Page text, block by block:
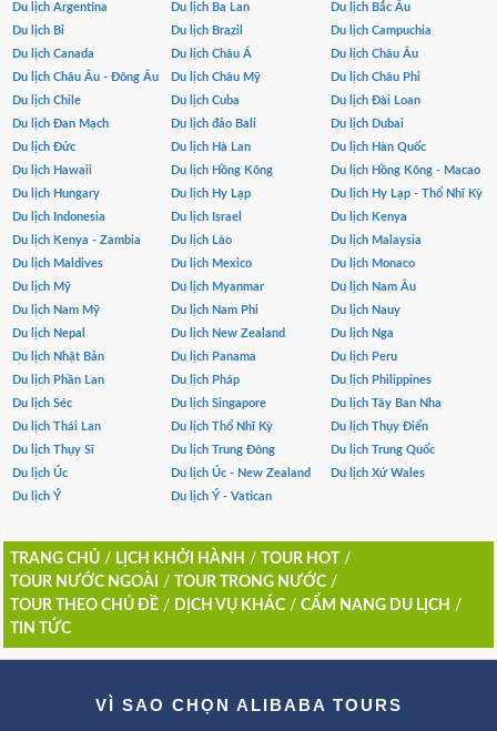
Du lịch Argentina
Du lịch Ba Lan
Du lịch Bắc Âu
Du lịch Bỉ
Du lịch Brazil
Du lịch Campuchia
Du lịch Canada
Du lịch Châu Á
Du lịch Châu Âu
Du lịch Châu Âu - Đông Âu
Du lịch Châu Mỹ
Du lịch Châu Phi
Du lịch Chile
Du lịch Cuba
Du lịch Đài Loan
Du lịch Đan Mạch
Du lịch đảo Bali
Du lịch Dubai
Du lịch Đức
Du lịch Hà Lan
Du lịch Hàn Quốc
Du lịch Hawaii
Du lịch Hồng Kông
Du lịch Hồng Kông - Macao
Du lịch Hungary
Du lịch Hy Lạp
Du lịch Hy Lạp - Thổ Nhĩ Kỳ
Du lịch Indonesia
Du lịch Israel
Du lịch Kenya
Du lịch Kenya - Zambia
Du lịch Lào
Du lịch Malaysia
Du lịch Maldives
Du lịch Mexico
Du lịch Monaco
Du lịch Mỹ
Du lịch Myanmar
Du lịch Nam Âu
Du lịch Nam Mỹ
Du lịch Nam Phi
Du lịch Nauy
Du lịch Nepal
Du lịch New Zealand
Du lịch Nga
Du lịch Nhật Bản
Du lịch Panama
Du lịch Peru
Du lịch Phần Lan
Du lịch Pháp
Du lịch Philippines
Du lịch Séc
Du lịch Singapore
Du lịch Tây Ban Nha
Du lịch Thái Lan
Du lịch Thổ Nhĩ Kỳ
Du lịch Thụy Điển
Du lịch Thụy Sĩ
Du lịch Trung Đông
Du lịch Trung Quốc
Du lịch Úc
Du lịch Úc - New Zealand
Du lịch Xứ Wales
Du lịch Ý
Du lịch Ý - Vatican
TRANG CHỦ/ LỊCH KHỞI HÀNH / TOUR HOT
/
TOUR NƯỚC NGOÀI
/ TOUR TRONG NƯỚC/
TOUR THEO CHỦ ĐỀ/ DỊCH VỤ KHÁC/ CẨM NANG DU LỊCH /
TIN TỨC
VÌ SAO CHỌN ALIBABA TOURS